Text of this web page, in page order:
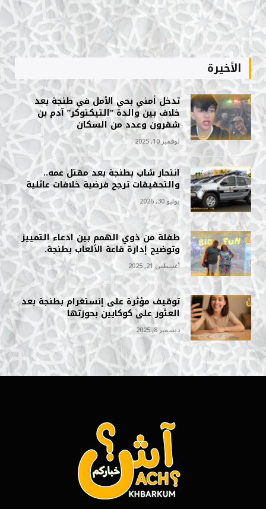
الأخيرة
تدخل أمني بحي الأمل في طنجة بعد
خلاف بين والدة “التيكتوكر” آدم بن
شقرون وعدد من السكان
نوفمبر 10, 2025
انتحار شاب بطنجة بعد مقتل عمه..
والتحقيقات ترجح فرضية خلافات عائلية
يوليو 30, 2026
طفلة من ذوي الهمم بين ادعاء التمييز
وتوضيح إدارة قاعة الألعاب بطنجة.
أغسطس 21, 2025
توقيف مؤثرة على إنستغرام بطنجة بعد
العثور على كوكايين بحوزتها
ديسمبر 8, 2025